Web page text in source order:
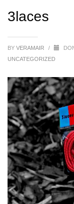
3laces
BY VERAMAIR /
UNCATEGORIZED